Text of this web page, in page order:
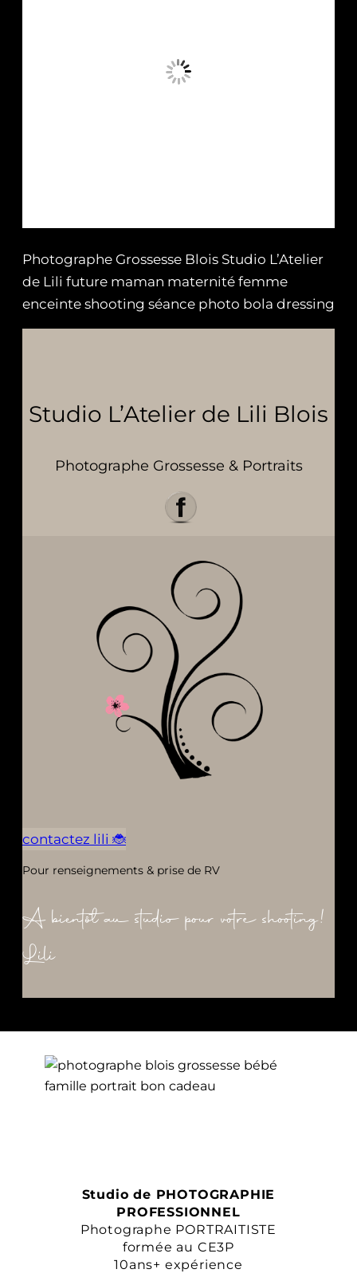
Photographe Grossesse Blois Studio L’Atelier
de Lili future maman maternité femme
enceinte shooting séance photo bola dressing
Studio L’Atelier de Lili Blois
Photographe Grossesse & Portraits
contactez lili 🐞
Pour renseignements & prise de RV
A bientôt au studio pour votre shooting!
Lili
Studio de PHOTOGRAPHIE
PROFESSIONNEL
Photographe PORTRAITISTE
formée au CE3P
10ans+ expérience